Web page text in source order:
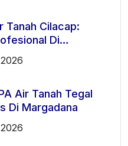
Tanah Cilacap:
Di
Air Tanah Tegal
Di Margadana